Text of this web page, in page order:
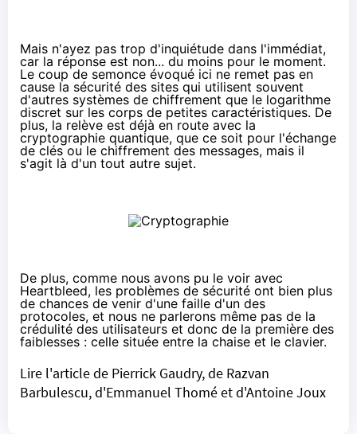
Mais n'ayez pas trop d'inquiétude dans l'immédiat,
car la réponse est non... du moins pour le moment.
Le coup de semonce évoqué ici ne remet pas en
cause la sécurité des sites qui utilisent souvent
d'autres systèmes de chiffrement que le logarithme
discret sur les corps de petites caractéristiques. De
plus, la relève est déjà en route avec la
cryptographie quantique, que ce soit pour l'échange
de clés ou le chiffrement des messages, mais il
s'agit là d'un tout autre sujet.
De plus, comme nous avons pu le voir avec
Heartbleed, les problèmes de sécurité ont bien plus
de chances de venir d'une faille d'un des
protocoles, et nous ne parlerons même pas de la
crédulité des utilisateurs et donc de la première des
faiblesses : celle située entre la chaise et le clavier.
Lire l'article de Pierrick Gaudry, de Razvan
Barbulescu, d'Emmanuel Thomé et d'Antoine Joux